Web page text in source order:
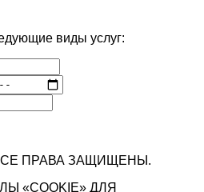
виды услуг:
ПРАВА ЗАЩИЩЕНЫ.
«COOKIE» ДЛЯ